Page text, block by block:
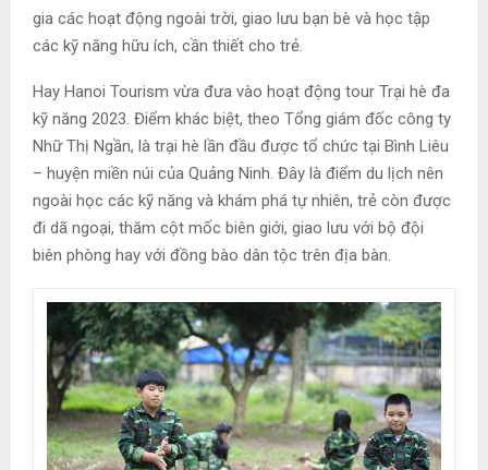
gia các hoạt động ngoài trời, giao lưu bạn bè và học tập
các kỹ năng hữu ích, cần thiết cho trẻ.
Hay Hanoi Tourism vừa đưa vào hoạt động tour Trại hè đa
kỹ năng 2023. Điểm khác biệt, theo Tổng giám đốc công ty
Nhữ Thị Ngần, là trại hè lần đầu được tổ chức tại Bình Liêu
– huyện miền núi của Quảng Ninh. Đây là điểm du lịch nên
ngoài học các kỹ năng và khám phá tự nhiên, trẻ còn được
đi dã ngoại, thăm cột mốc biên giới, giao lưu với bộ đội
biên phòng hay với đồng bào dân tộc trên địa bàn.